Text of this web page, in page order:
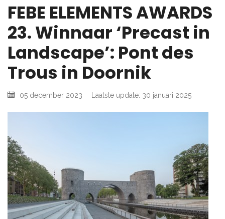
FEBE ELEMENTS AWARDS
23. Winnaar ‘Precast in
Landscape’: Pont des
Trous in Doornik
05 december 2023 Laatste update: 30 januari 2025